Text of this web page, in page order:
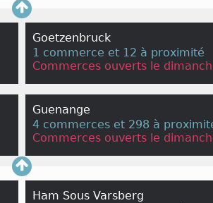
Goetzenbruck
1 commerce et 12 à proximité
Commerces ouverts le
Guenange
4 commerces et 298 à
Commerces ouverts le
Ham Sous Varsberg